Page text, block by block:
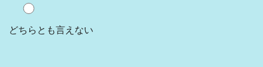
どちらとも言えない